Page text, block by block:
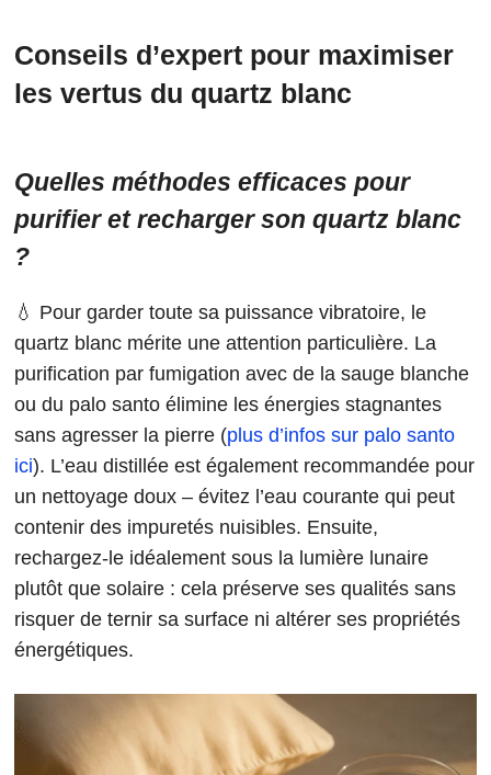
Conseils d’expert pour maximiser
les vertus du quartz blanc
Quelles méthodes efficaces pour
purifier et recharger son quartz blanc
?
💧 Pour garder toute sa puissance vibratoire, le
quartz blanc mérite une attention particulière. La
purification par fumigation avec de la sauge blanche
ou du palo santo élimine les énergies stagnantes
sans agresser la pierre (plus d’infos sur palo santo
ici). L’eau distillée est également recommandée pour
un nettoyage doux – évitez l’eau courante qui peut
contenir des impuretés nuisibles. Ensuite,
rechargez-le idéalement sous la lumière lunaire
plutôt que solaire : cela préserve ses qualités sans
risquer de ternir sa surface ni altérer ses propriétés
énergétiques.